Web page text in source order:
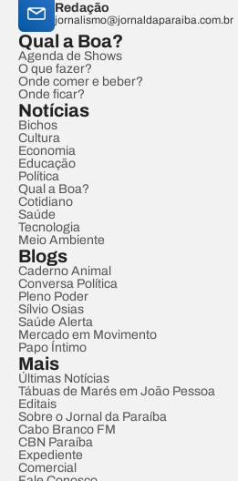
Redação
jornalismo@jornaldaparaiba.com.br
Qual a Boa?
Agenda de Shows
O que fazer?
Onde comer e beber?
Onde ficar?
Notícias
Bichos
Cultura
Economia
Educação
Política
Qual a Boa?
Cotidiano
Saúde
Tecnologia
Meio Ambiente
Blogs
Caderno Animal
Conversa Política
Pleno Poder
Sílvio Osias
Saúde Alerta
Mercado em Movimento
Papo Íntimo
Mais
Últimas Notícias
Tábuas de Marés em João Pessoa
Editais
Sobre o Jornal da Paraíba
Cabo Branco FM
CBN Paraíba
Expediente
Comercial